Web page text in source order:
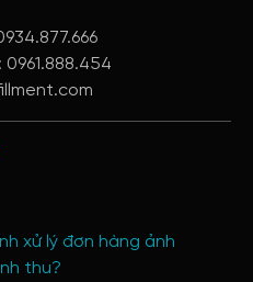
xử lý đơn hàng ảnh
thu?